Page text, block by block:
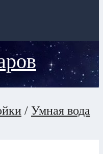
/ Умная вода